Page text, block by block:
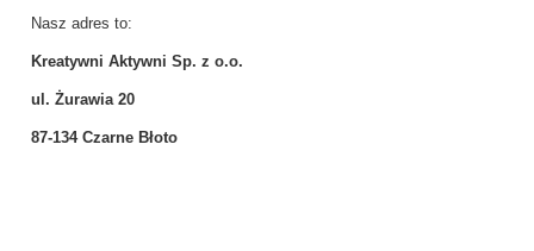
Nasz adres to:
Kreatywni Aktywni Sp. z o.o.
ul. Żurawia 20
87-134 Czarne Błoto